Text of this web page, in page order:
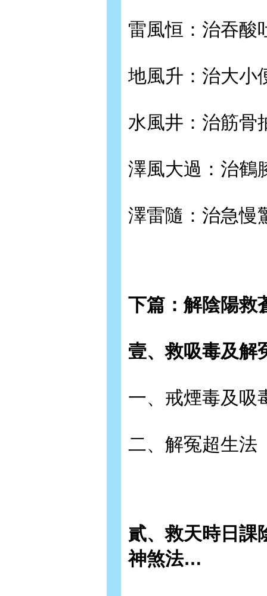
雷風恒：治吞酸
地風升：治大小
水風井：治筋骨
澤風大過：治鶴
澤雷隨：治急慢
下篇：解陰陽
壹、救吸毒及
一、戒煙毒及吸
二、解冤超生法
貳、救天時日課
神煞法…